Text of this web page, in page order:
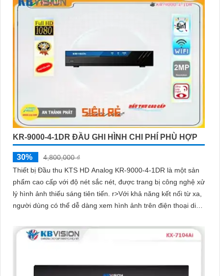
KR-9000-4-1DR ĐẦU GHI HÌNH CHI PHÍ PHÙ HỢP
30%
4,800,000 ₫
Thiết bị Đầu thu KTS HD Analog KR-9000-4-1DR là một sản
phẩm cao cấp với độ nét sắc nét, được trang bị công nghệ xử
lý hình ảnh thiếu sáng tiên tiến. r>Với khả năng kết nối từ xa,
người dùng có thể dễ dàng xem hình ảnh trên điện thoại di